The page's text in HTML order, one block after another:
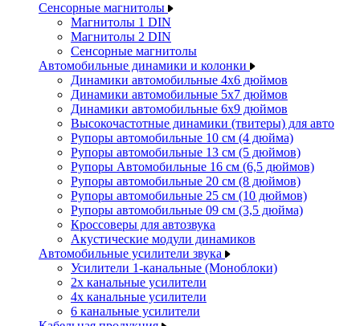
Сенсорные магнитолы
Магнитолы 1 DIN
Магнитолы 2 DIN
Сенсорные магнитолы
Автомобильные динамики и колонки
Динамики автомобильные 4x6 дюймов
Динамики автомобильные 5x7 дюймов
Динамики автомобильные 6x9 дюймов
Высокочастотные динамики (твитеры) для авто
Рупоры автомобильные 10 см (4 дюйма)
Рупоры автомобильные 13 см (5 дюймов)
Рупоры Автомобильные 16 см (6,5 дюймов)
Рупоры автомобильные 20 см (8 дюймов)
Рупоры автомобильные 25 см (10 дюймов)
Рупоры автомобильные 09 см (3,5 дюйма)
Кроссоверы для автозвука
Акустические модули динамиков
Автомобильные усилители звука
Усилители 1-канальные (Моноблоки)
2х канальные усилители
4х канальные усилители
6 канальные усилители